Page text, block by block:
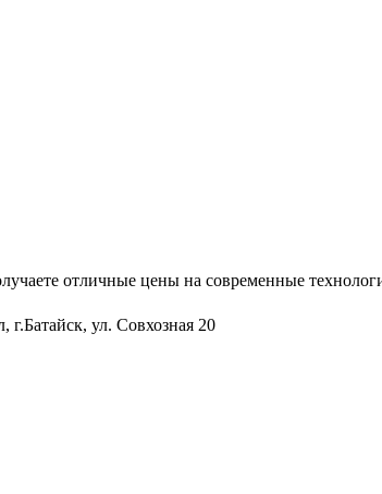
отличные цены на современные
г.Батайск, ул. Совхозная 20